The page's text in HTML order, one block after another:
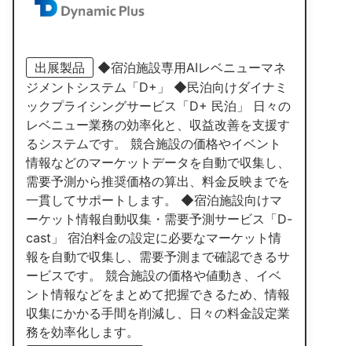
出展製品
◆宿泊施設専用AIレベニューマネ
ジメントシステム「D+」 ◆民泊向けダイナミ
ックプライシングサービス「D+ 民泊」 日々の
レベニュー業務の効率化と、収益改善を支援す
るシステムです。 競合施設の価格やイベント
情報などのマーケットデータを自動で収集し、
需要予測から推奨価格の算出、料金反映までを
一貫してサポートします。 ◆宿泊施設向けマ
ーケット情報自動収集・需要予測サービス「D-
cast」 宿泊料金の設定に必要なマーケット情
報を自動で収集し、需要予測まで確認できるサ
ービスです。 競合施設の価格や値動き、イベ
ント情報などをまとめて把握できるため、情報
収集にかかる手間を削減し、日々の料金設定業
務を効率化します。